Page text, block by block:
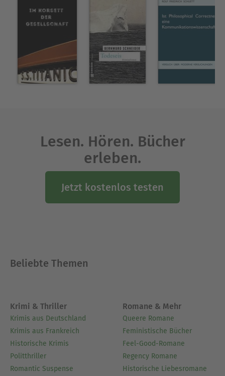
Lesen. Hören. Bücher
erleben.
Jetzt kostenlos testen
Beliebte Themen
Krimi & Thriller
Krimis aus Deutschland
Krimis aus Frankreich
Historische Krimis
Politthriller
Romantic Suspense
Romane & Mehr
Queere Romane
Feministische Bücher
Feel-Good-Romane
Regency Romane
Historische Liebesromane